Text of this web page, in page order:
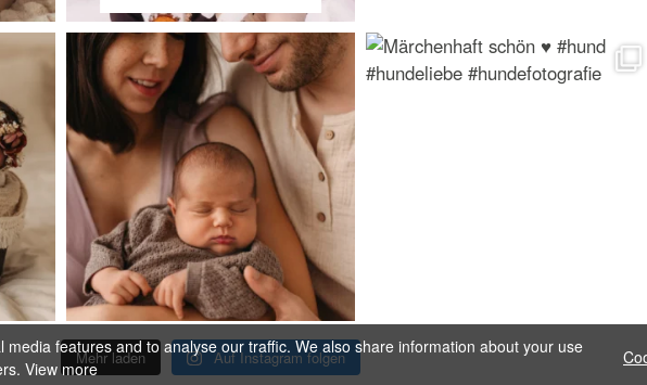
Mehr laden Auf Instagram folgen
features and to analyse our traffic. We also share information about your use
View more